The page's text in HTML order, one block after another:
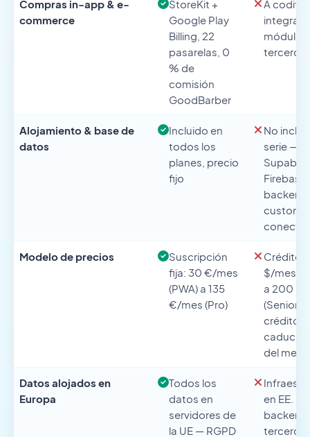
Compras in-app & e-
commerce
StoreKit +
Google Play
Billing, 22
pasarelas, 0
% de
comisión
GoodBarber
A
integrar
módulos
terceros
Alojamiento & base de
datos
Incluido en
todos los
planes, precio
fijo
No
serie —
Firebase
backend
custom a
conectar
Modelo de precios
Suscripción
fija: 30 €/mes
(PWA) a 135
€/mes (Pro)
$/mes
a 200 $/
(Senior /
créditos
caducan
del mes
Datos alojados en
Europa
Todos los
datos en
servidores de
la UE — RGPD
en EE.
backend
terceros